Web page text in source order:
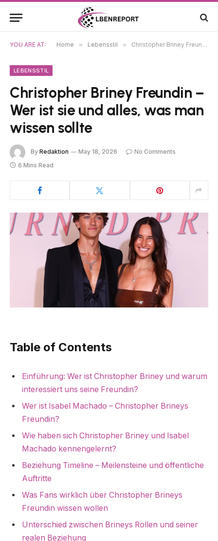
YOU ARE AT: Home » Lebensstil » Christopher Briney Freundin – Wer ist sie und alles, was man wissen sollte
LEBENSSTIL
Christopher Briney Freundin –
Wer ist sie und alles, was man
wissen sollte
By Redaktion May 18, 2026
No Comments
6 Mins Read
Table of Contents
Einführung: Wer ist Christopher Briney und warum
interessiert uns seine Freundin?
Wer ist Isabel Machado – Christopher Brineys
Freundin?
Wie haben sich Christopher Briney und Isabel
Machado kennengelernt?
Beziehung Timeline – Meilensteine und öffentliche
Auftritte
Was Fans wirklich über Christopher Brineys
Freundin wissen wollen
Unterschied zwischen Brineys Rollen und seiner
realen Beziehung